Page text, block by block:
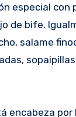
especial con
de bife.
salame
encabeza